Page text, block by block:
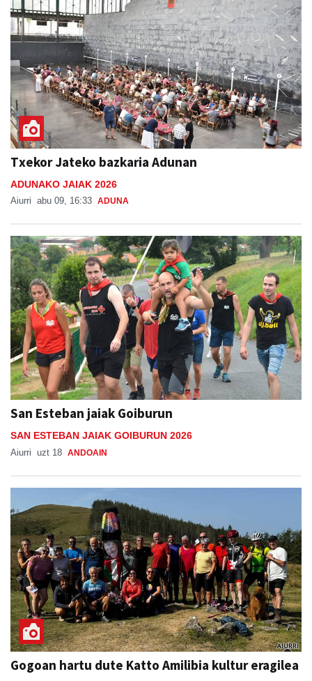
Txekor Jateko bazkaria Adunan
ADUNAKO JAIAK 2026
Aiurri abu 09, 16:33 ADUNA
San Esteban jaiak Goiburun
SAN ESTEBAN JAIAK GOIBURUN 2026
Aiurri uzt 18 ANDOAIN
Gogoan hartu dute Katto Amilibia kultur eragilea